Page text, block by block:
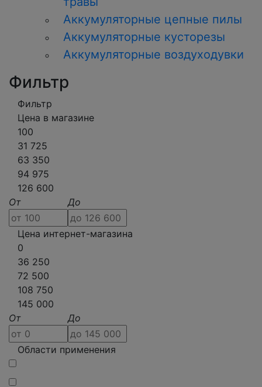
Аккумуляторные цепные пилы
Аккумуляторные кусторезы
Аккумуляторные воздуходувки
Фильтр
Фильтр
Цена в магазине
100
31 725
63 350
94 975
126 600
От
До
Цена интернет-магазина
0
36 250
72 500
108 750
145 000
От
До
Области применения